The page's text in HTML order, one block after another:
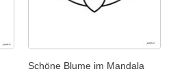
Schöne Blume im Mandala